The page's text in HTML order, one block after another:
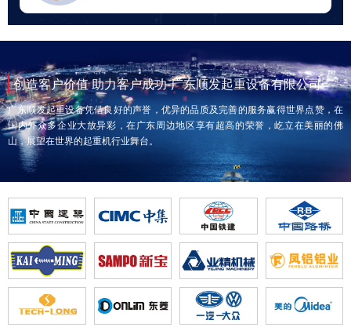
创造客户价值 助力客户成功-广东顺发起重设备有限公司
广东顺发起重设备凭借良好的声誉，优异的品质及完善的服务赢得世界点赞，在
国内外众多企业大放异彩，在广东周边地区享有超高的荣誉，屹立在美丽的佛
山，展望在世界的起重机行业舞台。